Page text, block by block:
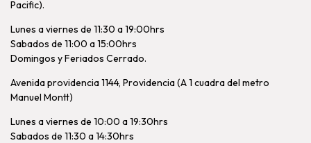
Pacific).
Lunes a viernes de 11:30 a 19:00hrs
Sabados de 11:00 a 15:00hrs
Domingos y Feriados Cerrado.
Avenida providencia 1144, Providencia (A 1 cuadra del metro
Manuel Montt)
Lunes a viernes de 10:00 a 19:30hrs
Sabados de 11:30 a 14:30hrs